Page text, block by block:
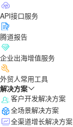
API接口服务
腾道报告
企业出海增值服务
外贸人常用工具
解决方案
客户开发解决方案
全场景解决方案
全渠道增长解决方案